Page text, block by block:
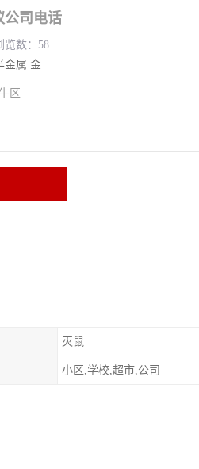
公司电话
览数：58
金属 金
区
灭鼠
小区,学校,超市,公司